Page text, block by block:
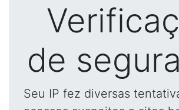
de
Seu IP fez diversas